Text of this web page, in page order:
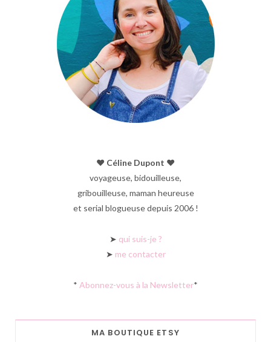
♥︎ Céline Dupont ♥︎
voyageuse, bidouilleuse,
gribouilleuse, maman heureuse
et serial blogueuse depuis 2006 !
➤ qui suis-je ?
➤ me contacter
* Abonnez-vous à la Newsletter*
MA BOUTIQUE ETSY